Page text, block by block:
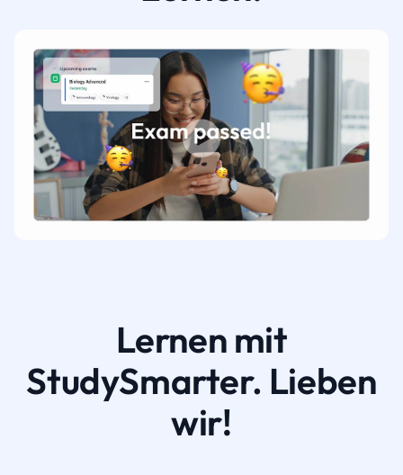
Lernen mit
StudySmarter. Lieben
wir!